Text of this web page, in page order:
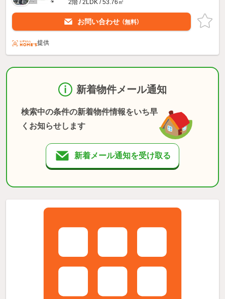
2階 / 2LDK / 53.76㎡
お問い合わせ （無料）
提供
新着物件メール通知
検索中の条件の新着物件情報をいち早
くお知らせします
新着メール通知を受け取る